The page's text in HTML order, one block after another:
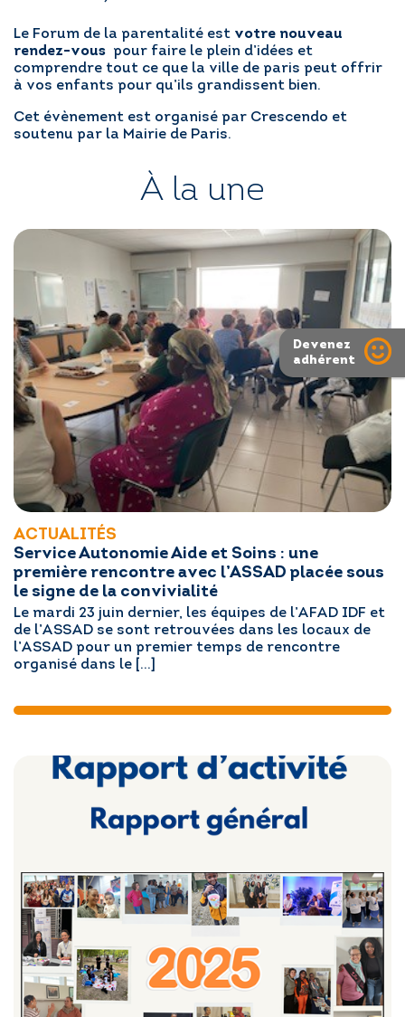
Le Forum de la parentalité est votre nouveau
rendez-vous pour faire le plein d’idées et
comprendre tout ce que la ville de paris peut offrir
à vos enfants pour qu’ils grandissent bien.
Cet évènement est organisé par Crescendo et
soutenu par la Mairie de Paris.
À la une
ACTUALITÉS
Service Autonomie Aide et Soins : une
première rencontre avec l’ASSAD placée sous
le signe de la convivialité
Le mardi 23 juin dernier, les équipes de l’AFAD IDF et
de l’ASSAD se sont retrouvées dans les locaux de
l’ASSAD pour un premier temps de rencontre
organisé dans le […]
Devenez
adhérent